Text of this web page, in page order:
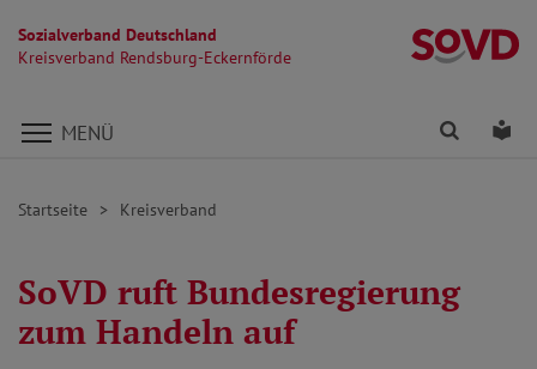
Sozialverband Deutschland
Kreisverband Rendsburg-Eckernförde
Direkt zu den Inhalten springen
MENÜ Finden
Startseite Kreisverband
SoVD ruft Bundesregierung
zum Handeln auf